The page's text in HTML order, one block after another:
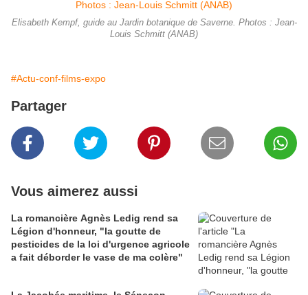
Elisabeth Kempf, guide au Jardin botanique de Saverne. Photos : Jean-
Louis Schmitt (ANAB)
#Actu-conf-films-expo
Partager
Vous aimerez aussi
La romancière Agnès Ledig rend sa
Légion d'honneur, "la goutte de
pesticides de la loi d'urgence agricole
a fait déborder le vase de ma colère"